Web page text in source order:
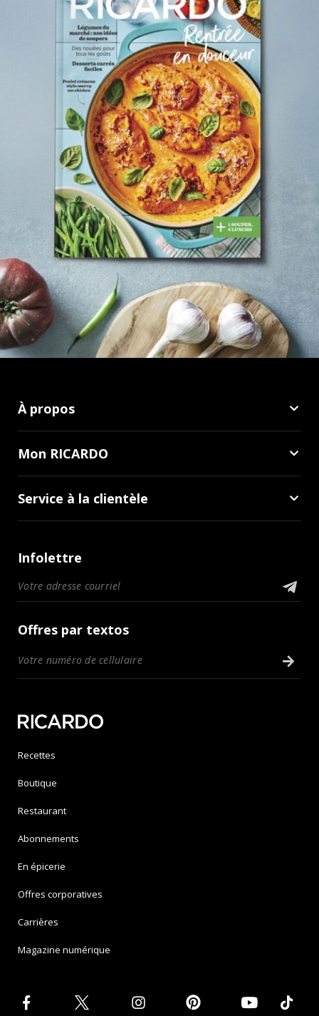
À propos
Mon RICARDO
Service à la clientèle
Infolettre
Offres par textos
Recettes
Boutique
Restaurant
Abonnements
En épicerie
Offres corporatives
Carrières
Magazine numérique